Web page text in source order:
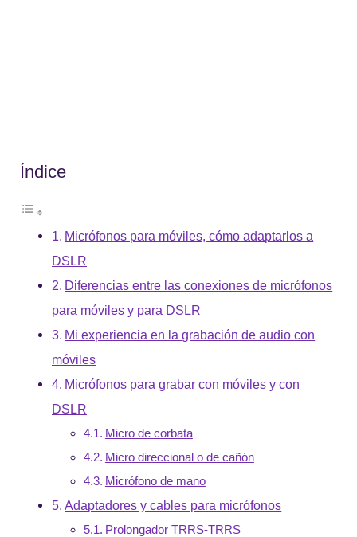
Índice
Micrófonos para móviles, cómo adaptarlos a
DSLR
Diferencias entre las conexiones de micrófonos
para móviles y para DSLR
Mi experiencia en la grabación de audio con
móviles
Micrófonos para grabar con móviles y con
DSLR
Micro de corbata
Micro direccional o de cañón
Micrófono de mano
Adaptadores y cables para micrófonos
Prolongador TRRS-TRRS